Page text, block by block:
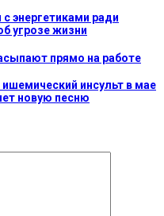
энергетиками ради
угрозе жизни
прямо на работе
инсульт в мае
новую песню